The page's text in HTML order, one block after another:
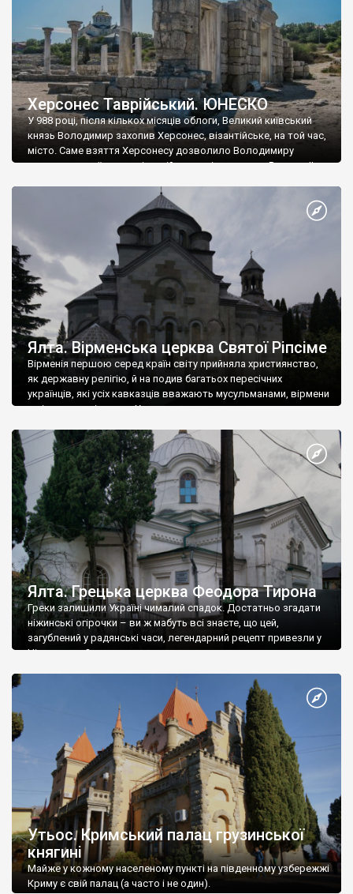
Херсонес Таврійський. ЮНЕСКО
У 988 році, після кількох місяців облоги, Великий київський
князь Володимир захопив Херсонес, візантійське, на той час,
місто. Саме взяття Херсонесу дозволило Володимиру
диктувати свої умови візантійському імператору Василю ІІ, та
Херсонесі Володимир-язичник, став Василем-християнином.
А потім було Хрещення Русі. На честь Херсонесу Таврійського
Ялта. Вірменська церква Святої Ріпсіме
Вірменія першою серед країн світу прийняла християнство,
як державну релігію, й на подив багатьох пересічних
українців, які усіх кавказців вважають мусульманами, вірмени
є відданими вірянами Христа
Ялта. Грецька церква Феодора Тирона
Греки залишили Україні чималий спадок. Достатньо згадати
ніжинські огірочки – ви ж мабуть всі знаєте, що цей,
загублений у радянські часи, легендарний рецепт привезли у
Ніжин греки?
Утьос. Кримський палац грузинської
княгині
Майже у кожному населеному пункті на південному узбережжі
Криму є свій палац (а часто і не один).